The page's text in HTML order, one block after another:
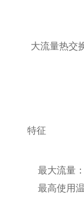
大流量热交
特征
最大流量
最高使用